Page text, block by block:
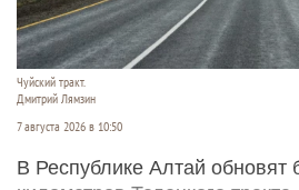
Чуйский тракт.
Дмитрий Лямзин
7 августа 2026 в 10:50
В Республике Алтай обновят